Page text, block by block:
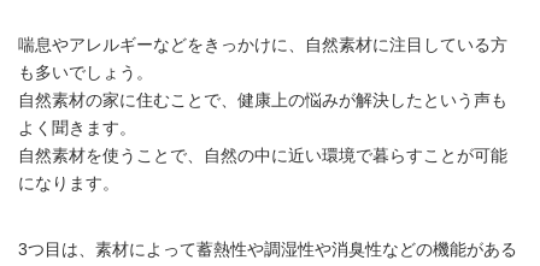
喘息やアレルギーなどをきっかけに、自然素材に注目している方
も多いでしょう。
自然素材の家に住むことで、健康上の悩みが解決したという声も
よく聞きます。
自然素材を使うことで、自然の中に近い環境で暮らすことが可能
になります。
3つ目は、素材によって蓄熱性や調湿性や消臭性などの機能がある